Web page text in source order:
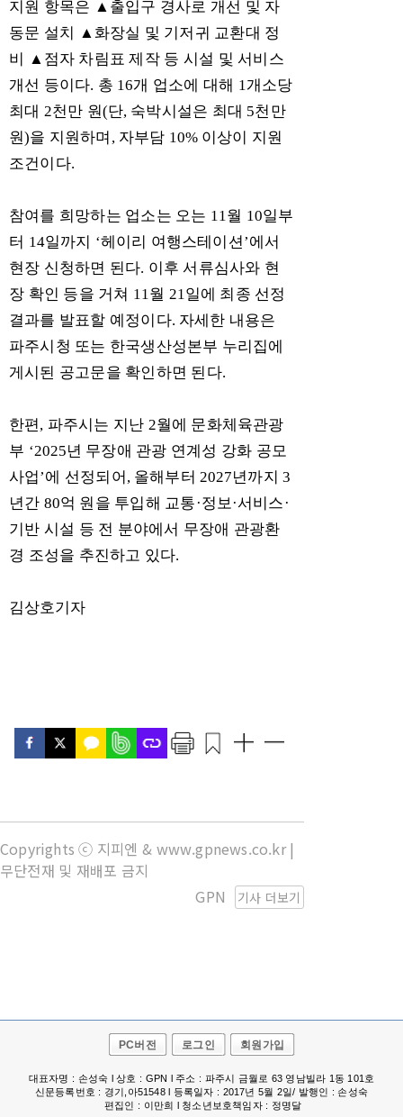
지원 항목은 ▲ 출입구 경사로 개선 및 자
동문 설치 ▲ 화장실 및 기저귀 교환대 정
비 ▲ 점자 차림표 제작 등 시설 및 서비스
개선 등이다. 총 16개 업소에 대해 1개소당
최대 2천만 원(단, 숙박시설은 최대 5천만
원)을 지원하며 , 자부담 10% 이상이 지원
조건이다.
참여를 희망하는 업소는 오는 11월 10일부
터 14일까지 ‘헤이리 여행스테이션’에서
현장 신청하면 된다. 이후 서류심사와 현
장 확인 등을 거쳐 11월 21일에 최종 선정
결과를 발표할 예정이다. 자세한 내용은
파주시청 또는 한국생산성본부 누리집에
게시된 공고문을 확인하면 된다.
한편, 파주시는 지난 2월에 문화체육관광
부 ‘2025년 무장애 관광 연계성 강화 공모
사업’에 선정되어 , 올해부터2027년까지3
년간 80억 원을 투입해 교통 ·정보·서비스 ·
기반 시설 등 전 분야에서 무장애 관광환
경 조성을 추진하고 있다.
김상호기자
Copyrights ⓒ 지피엔 & www.gpnews.co.kr |
무단전재 및 재배포 금지
기사 더보기
GPN
PC버전 로그인 회원가입
대표자명 : 손성숙 l 상호 : GPN l 주소 : 파주시 금월로 63 영남빌라 1동 101호
신문등록번호 : 경기,아51548 l 등록일자 : 2017년 5월 2일/ 발행인 : 손성숙
편집인 : 이만희 l 청소년보호책임자 : 정명달